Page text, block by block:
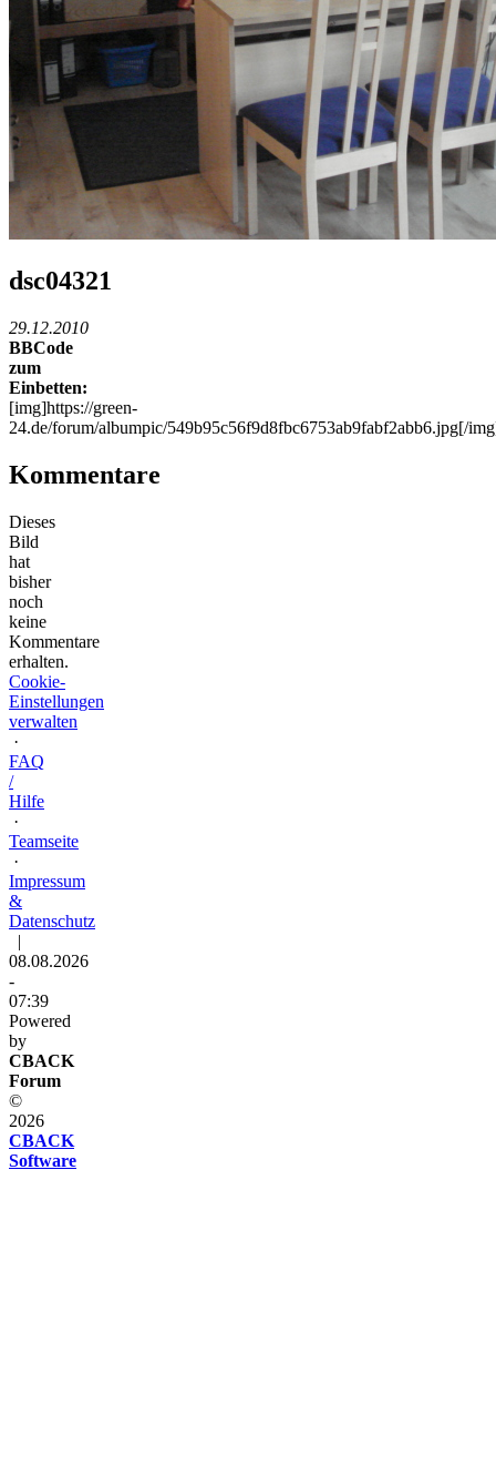
dsc04321
29.12.2010
BBCode
zum
Einbetten:
[img]https://green-
24.de/forum/albumpic/549b95c56f9d8fbc6753ab9fabf2abb6.jpg[/
Kommentare
Dieses
Bild
hat
bisher
noch
keine
Kommentare
erhalten.
Cookie-
Einstellungen
verwalten
·
FAQ
/
Hilfe
·
Teamseite
·
Impressum
&
Datenschutz
|
08.08.2026
-
07:39
Powered
by
CBACK
Forum
©
2026
CBACK
Software